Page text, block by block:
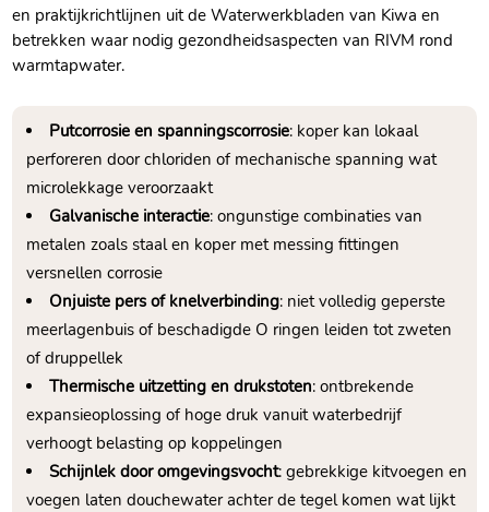
en praktijkrichtlijnen uit de Waterwerkbladen van Kiwa en
betrekken waar nodig gezondheidsaspecten van RIVM rond
warmtapwater.​
Putcorrosie en spanningscorrosie: koper kan lokaal
perforeren door chloriden of mechanische spanning wat
microlekkage veroorzaakt
Galvanische interactie: ongunstige combinaties van
metalen zoals staal en koper met messing fittingen
versnellen corrosie
Onjuiste pers of knelverbinding: niet volledig geperste
meerlagenbuis of beschadigde O ringen leiden tot zweten
of druppellek
Thermische uitzetting en drukstoten: ontbrekende
expansieoplossing of hoge druk vanuit waterbedrijf
verhoogt belasting op koppelingen
Schijnlek door omgevingsvocht: gebrekkige kitvoegen en
voegen laten douchewater achter de tegel komen wat lijkt